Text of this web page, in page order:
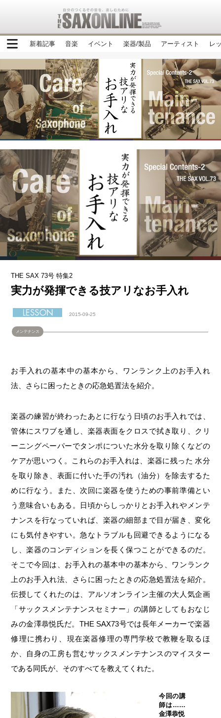
新着記事 音楽 イベント 楽器/製品 アーティスト レ
THE SAX 73号 特集2
実力が発揮できる技アリなお手入れ
2015-09-25
メンテナンス
お手入れの基本中の基本から、ワンランク上のお手入れ
法、さらに困ったときの応急処置法を紹介。
楽器の練習が終わったあとに行なう日頃のお手入れでは、
管体にスワブを通し、楽器表面をクロスで拭き取り、クリ
ーニングペーパーでタンポについた水分を取り除くなどの
ケアが思いつく。これらのお手入れは、楽器に残った 水分
を取り除き、表面に付いた手の汚れ（油分）を除去するた
めに行なう。また、次回に楽器を使うための事前準備とい
う意味合いもある。日頃からしっかりとお手入れやメンテ
ナンスを行なっていれば、楽器の細部まで目が届き、変化
にも気付きやすい。急なトラブルも回避できるようになる
し、楽器のコンディションを長く保つことができるのだ。
そこで今回は、お手入れの基本中の基本から、ワンランク
上のお手入れ法、さらに困ったときの応急処置法を紹介。
伝授してくれたのは、アルソオンライン主催の大人気企画
「サックスメンテナンスセミナー」の講師としてもおなじ
みの金澤恭悦氏だ。THE SAX73号では長年メーカーで楽器
修理に携わり、現在楽器修理の専門学校で教鞭を取るほ
か、自身の工房も営むサックスメンテナンスのマイスター
である同氏が、そのすべてを教えてくれた。
今回の講
師は……
金澤恭悦